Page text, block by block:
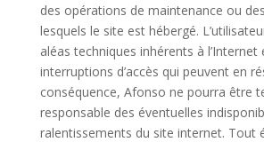
des opérations de maintenance ou
lesquels le site est hébergé.
aléas techniques inhérents à l’Internet
interruptions d’accès qui peuvent en
conséquence, Afonso ne pourra être
responsable des éventuelles
ralentissements du site internet. Tout